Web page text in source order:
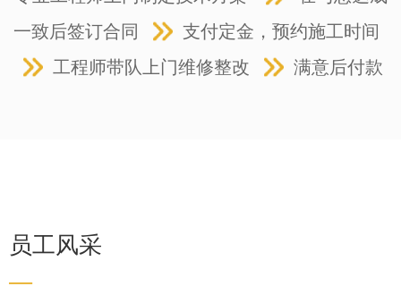
一致后签订合同
支付定金，预约施工时间
工程师带队上门维修整改
满意后付款
员工风采
—